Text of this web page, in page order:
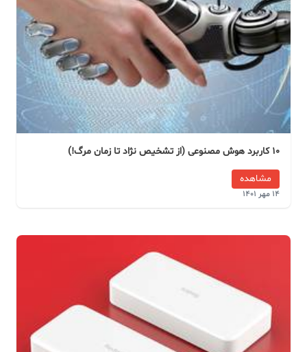
10 کاربرد هوش مصنوعی (از تشخیص نژاد تا زمان مرگ!)
مشاهده
14 مهر 1401